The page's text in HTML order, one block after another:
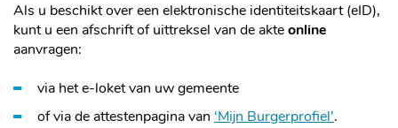
Als u beschikt over een elektronische identiteitskaart (eID),
kunt u een afschrift of uittreksel van de akteonline
aanvragen:
via het e-loket van uw gemeente
of via de attestenpagina van ‘Mijn Burgerprofiel’.